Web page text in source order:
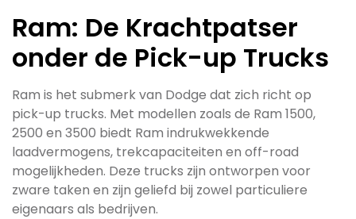
Ram: De Krachtpatser
onder de Pick-up Trucks
Ram is het submerk van Dodge dat zich richt op
pick-up trucks. Met modellen zoals de Ram 1500,
2500 en 3500 biedt Ram indrukwekkende
laadvermogens, trekcapaciteiten en off-road
mogelijkheden. Deze trucks zijn ontworpen voor
zware taken en zijn geliefd bij zowel particuliere
eigenaars als bedrijven.